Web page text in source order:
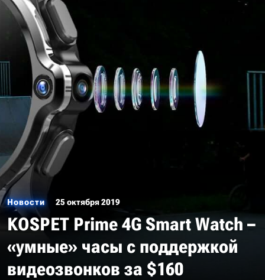
Новости 25 октября 2019
KOSPET Prime 4G Smart Watch –
«умные» часы с поддержкой
видеозвонков за $160